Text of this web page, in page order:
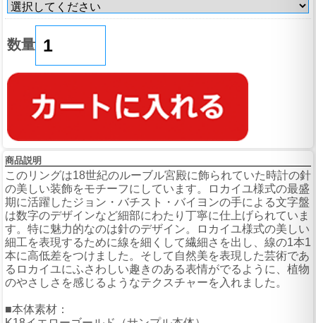
数量
商品説明
このリングは18世紀のルーブル宮殿に飾られていた時計の針
の美しい装飾をモチーフにしています。ロカイユ様式の最盛
期に活躍したジョン・バチスト・バイヨンの手による文字盤
は数字のデザインなど細部にわたり丁寧に仕上げられていま
す。特に魅力的なのは針のデザイン。ロカイユ様式の美しい
細工を表現するために線を細くして繊細さを出し、線の1本1
本に高低差をつけました。そして自然美を表現した芸術であ
るロカイユにふさわしい趣きのある表情がでるように、植物
のやさしさを感じるようなテクスチャーを入れました。
■本体素材：